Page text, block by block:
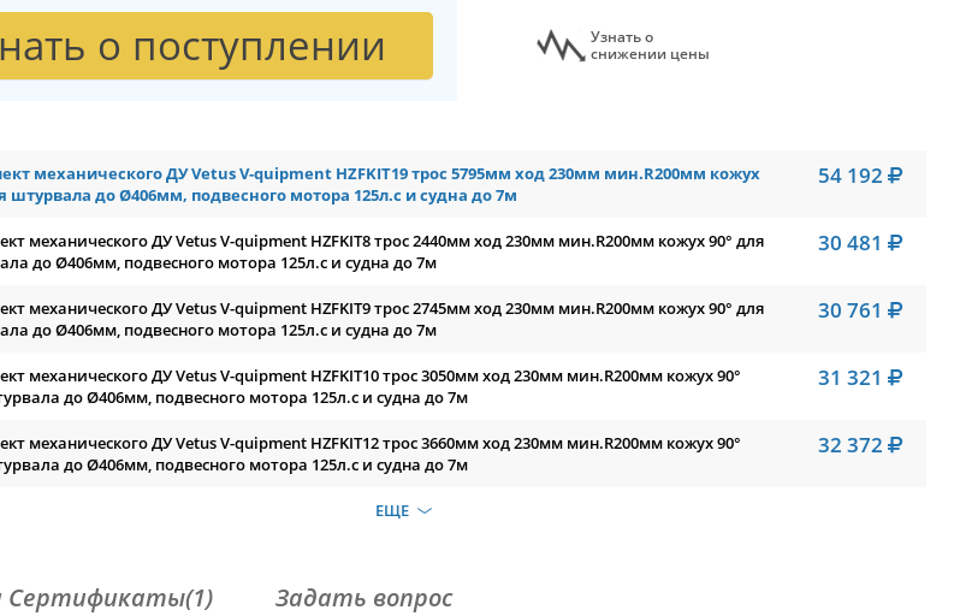
о поступлении
Узнать о
снижении цены
механического ДУ Vetus V-quipment HZFKIT19 трос 5795мм ход 230мм мин.R200мм кожух
штурвала до Ø406мм, подвесного мотора 125л.с и судна до 7м
54 192
механического ДУ Vetus V-quipment HZFKIT8 трос 2440мм ход 230мм мин.R200мм кожух 90° для
до Ø406мм, подвесного мотора 125л.с и судна до 7м
30 481
механического ДУ Vetus V-quipment HZFKIT9 трос 2745мм ход 230мм мин.R200мм кожух 90° для
до Ø406мм, подвесного мотора 125л.с и судна до 7м
30 761
механического ДУ Vetus V-quipment HZFKIT10 трос 3050мм ход 230мм мин.R200мм кожух 90°
до Ø406мм, подвесного мотора 125л.с и судна до 7м
31 321
механического ДУ Vetus V-quipment HZFKIT12 трос 3660мм ход 230мм мин.R200мм кожух 90°
до Ø406мм, подвесного мотора 125л.с и судна до 7м
32 372
ЕЩЕ
Сертификаты(1) Задать вопрос